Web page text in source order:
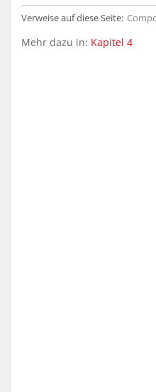
Verweise auf diese Seite:
Mehr dazu in: Kapitel 4